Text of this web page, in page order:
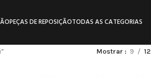
PEÇAS DE REPOSIÇÃOTODAS AS CATEGORIAS
Mostrar 9 12